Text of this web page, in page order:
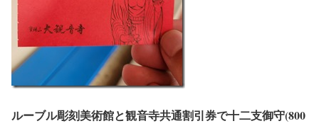
ルーブル彫刻美術館と観音寺共通割引券で十二支御守(800